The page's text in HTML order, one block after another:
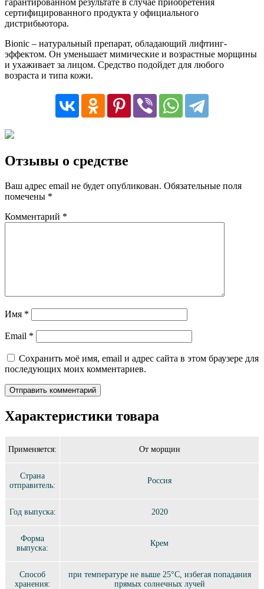
гарантированном результате в случае приобретения
сертифицированного продукта у официального
дистрибьютора.
Bionic – натуральный препарат, обладающий лифтинг-
эффектом. Он уменьшает мимические и возрастные морщины
и ухаживает за лицом. Средство подойдет для любого
возраста и типа кожи.
Отзывы о средстве
Ваш адрес email не будет опубликован. Обязательные поля
помечены *
Комментарий *
Имя *
Email *
Сохранить моё имя, email и адрес сайта в этом браузере для
последующих моих комментариев.
Характеристики товара
Применяется: От морщин
Страна
отправитель:
Россия
Год выпуска: 2020
Форма
выпуска:
Крем
Способ
хранения:
при температуре не выше 25°C, избегая попадания
прямых солнечных лучей